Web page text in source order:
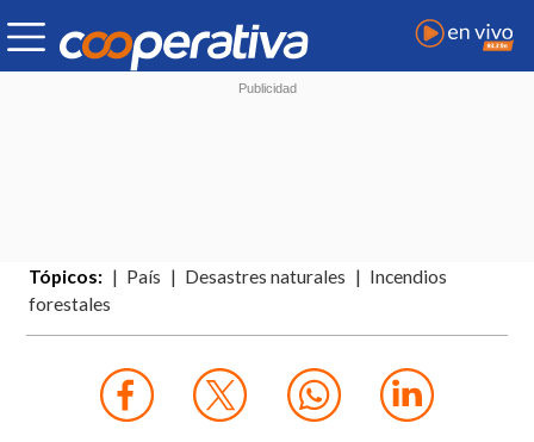
Tópicos: País Desastres naturales
Incendios
forestales